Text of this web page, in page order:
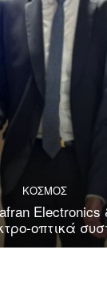
ΚΟΣΜΟΣ
Electronics
οπτικά